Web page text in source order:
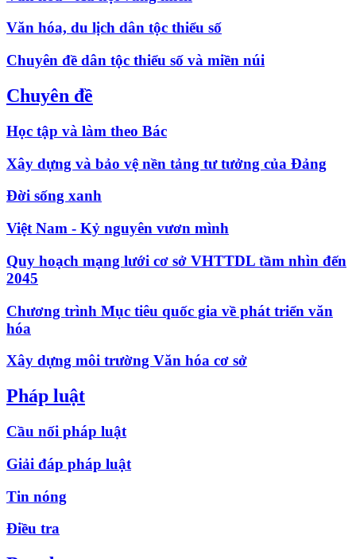
Văn hóa, du lịch dân tộc thiểu số
Chuyên đề dân tộc thiểu số và miền núi
Chuyên đề
Học tập và làm theo Bác
Xây dựng và bảo vệ nền tảng tư tưởng của Đảng
Đời sống xanh
Việt Nam - Kỷ nguyên vươn mình
Quy hoạch mạng lưới cơ sở VHTTDL tầm nhìn đến
2045
Chương trình Mục tiêu quốc gia về phát triển văn
hóa
Xây dựng môi trường Văn hóa cơ sở
Pháp luật
Cầu nối pháp luật
Giải đáp pháp luật
Tin nóng
Điều tra